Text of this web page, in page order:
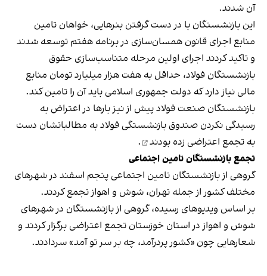
آن شدند.
این بازنشستگان با در دست گرفتن بنرهایی، خواهان تامین
منابع اجرای قانون همسان‌سازی در برنامه هفتم توسعه شدند
و تاکید کردند اجرای اولین مرحله متناسب‌سازی حقوق
بازنشستگان فولاد، حداقل به هفت هزار میلیارد تومان منابع
مالی نیاز دارد که دولت جمهوری اسلامی باید آن را تامین کند.
بازنشستگان صنعت فولاد پیش از نیز بارها در اعتراض به
رسیدگی نکردن صندوق بازنشستگی فولاد به مطالباتشان دست
به تجمع اعتراضی زده بودند
.
تجمع بازنشستگان تامین اجتماعی
گروهی از بازنشستگان تامین اجتماعی پنجم اسفند در شهرهای
مختلف کشور از جمله تهران، شوش و اهواز تجمع کردند.
بر اساس ویدیوهای رسیده، گروهی از بازنشستگان در شهرهای
شوش و اهواز در استان خوزستان تجمع اعتراضی برگزار کردند و
شعارهایی چون «کشور پردرآمد، چه بر سر تو آمد» سردادند.